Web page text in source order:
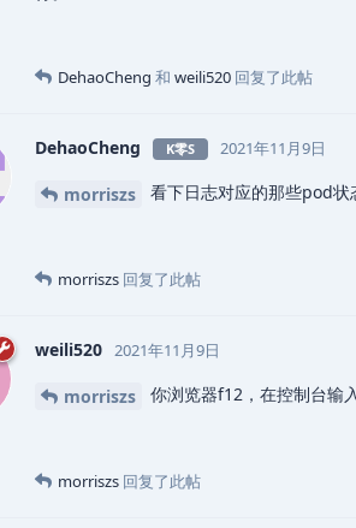
DehaoCheng 和 weili520 回复了此帖
DehaoCheng K零S 2021年11月9日
morriszs 看下日志对应的那些pod
morriszs 回复了此帖
weili520 2021年11月9日
morriszs 你浏览器f12，在控制台输
morriszs 回复了此帖